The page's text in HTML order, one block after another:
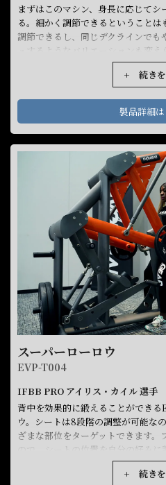
まずはこのマシン、身長に応じて
る。細かく調節できるということ
調節できるし、同じデクラインで
ュするようなバリエーションも変
トに座ってみると肩の関節が柔らか
プが比較的後ろの方にあるので、フ
手前に引き寄せることができる。
ができる。そしてグリップは2種類
握って通常のチェストプレスのよう
ートラルグリップ、つまり手のひら
も可能。そしてこのマシンは比較
だけれども、ウェイトをつけるホ
以上は付けられるので相当なウェイ
+ 続き
製品詳細
スーパーローロウ
EVP-T004
IFBB PRO アイリス・カイル 選手
背中を効果的に鍛えることができる
ウ。シートは8段階の調整が可能な
ざまな部位をターゲットできます。
ので、シートの位置を自分の好み
めばバーが手前に移動し、スムーズ
ます。また、アームは独立している
+ 続き